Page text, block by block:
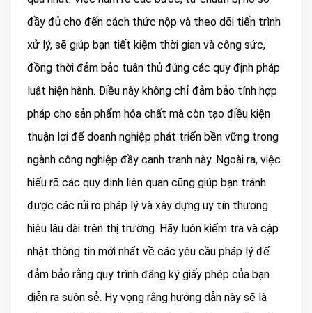
đầy đủ cho đến cách thức nộp và theo dõi tiến trình
xử lý, sẽ giúp bạn tiết kiệm thời gian và công sức,
đồng thời đảm bảo tuân thủ đúng các quy định pháp
luật hiện hành. Điều này không chỉ đảm bảo tính hợp
pháp cho sản phẩm hóa chất mà còn tạo điều kiện
thuận lợi để doanh nghiệp phát triển bền vững trong
ngành công nghiệp đầy cạnh tranh này. Ngoài ra, việc
hiểu rõ các quy định liên quan cũng giúp bạn tránh
được các rủi ro pháp lý và xây dựng uy tín thương
hiệu lâu dài trên thị trường. Hãy luôn kiểm tra và cập
nhật thông tin mới nhất về các yêu cầu pháp lý để
đảm bảo rằng quy trình đăng ký giấy phép của bạn
diễn ra suôn sẻ. Hy vọng rằng hướng dẫn này sẽ là